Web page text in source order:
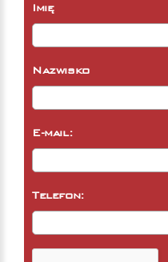
Imię
Nazwisko
E-mail:
Telefon: